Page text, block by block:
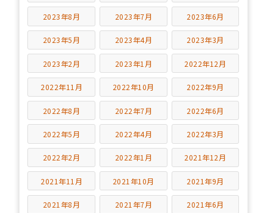
2023年8月 2023年7月 2023年6月
2023年5月 2023年4月 2023年3月
2023年2月 2023年1月 2022年12月
2022年11月 2022年10月 2022年9月
2022年8月 2022年7月 2022年6月
2022年5月 2022年4月 2022年3月
2022年2月 2022年1月 2021年12月
2021年11月 2021年10月 2021年9月
2021年8月 2021年7月 2021年6月